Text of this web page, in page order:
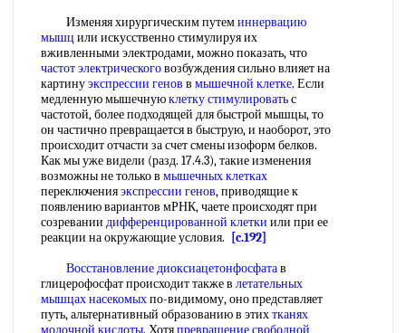
Изменяя хирургическим путеминнервацию
мышц или искусственно стимулируя их
вживленными электродами, можно показать, что
частот электрическоговозбуждения сильно влияет на
картинуэкспрессии генов в мышечной клетке. Если
медленную мышечнуюклетку стимулироватьс
частотой, более подходящей для быстрой мышцы, то
он частично превращается в быструю, и наоборот, это
происходит отчасти за счет смены изоформ белков.
Как мы уже видели (разд. 17.4.3), такие изменения
возможны не только в мышечных клетках
переключенияэкспрессии генов, приводящие к
появлению вариантов мРНК, чаете происходят при
созревании дифференцированной клетки или при ее
реакции на окружающие условия.
[c.192]
Восстановление диоксиацетонфосфатав
глицерофосфат происходит также в летательных
мышцах насекомыхпо-видимому, оно представляет
путь, альтернативный образованию в этихтканях
молочной кислоты. Хотяпревращение свободной